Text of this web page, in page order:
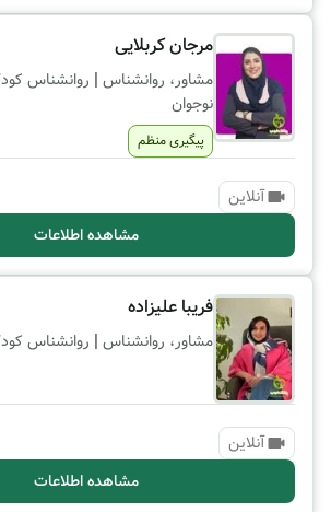
مرجان کربلایی
مشاور، روانشناس | روانشناس
نوجوان
پیگیری منظم
آنلاین
مشاهده اطلاعات
فریبا علیزاده
مشاور، روانشناس | روانشناس
آنلاین
مشاهده اطلاعات